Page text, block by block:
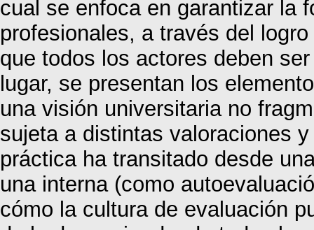
cual se enfoca en garantizar la
profesionales, a través del
que todos los actores deben
lugar, se presentan los
una visión universitaria no
sujeta a distintas valoraciones
práctica ha transitado desde
una interna (como
cómo la cultura de evaluación